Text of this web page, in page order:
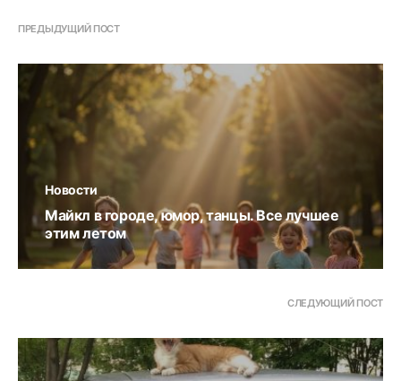
ПРЕДЫДУЩИЙ ПОСТ
Новости
Майкл в городе, юмор, танцы. Все лучшее
этим летом
СЛЕДУЮЩИЙ ПОСТ